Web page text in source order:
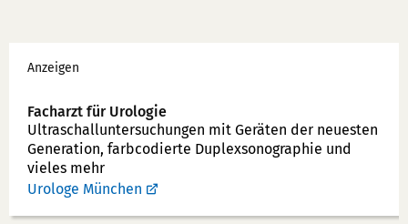
n
u
m
m
e
Werbung
Anzeigen
Facharzt für Urologie
Ultraschallunter­suchungen mit Geräten der neuesten
Generation, farbcodierte Duplex­sonographie und
vieles mehr
Urologe München